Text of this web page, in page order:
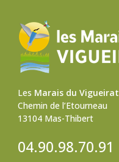
Les Marais du Vigueirat
Chemin de l’Etourneau
13104 Mas-Thibert
04.90.98.70.91